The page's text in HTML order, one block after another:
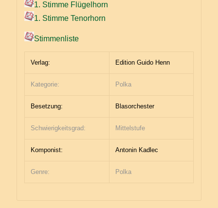
1. Stimme Flügelhorn
1. Stimme Tenorhorn
Stimmenliste
Verlag: Edition Guido Henn
Kategorie: Polka
Besetzung: Blasorchester
Schwierigkeitsgrad: Mittelstufe
Komponist: Antonin Kadlec
Genre: Polka